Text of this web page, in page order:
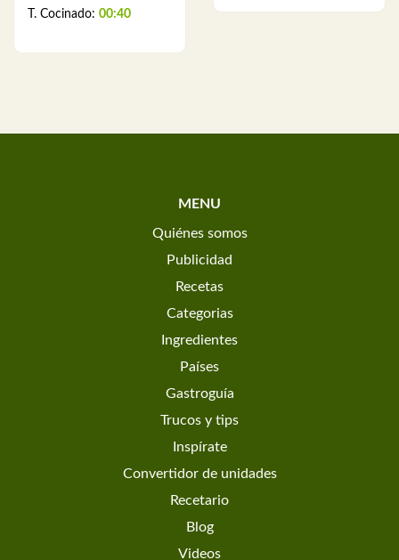
T. Cocinado: 00:40
MENU
Quiénes somos
Publicidad
Recetas
Categorias
Ingredientes
Países
Gastroguía
Trucos y tips
Inspírate
Convertidor de unidades
Recetario
Blog
Videos